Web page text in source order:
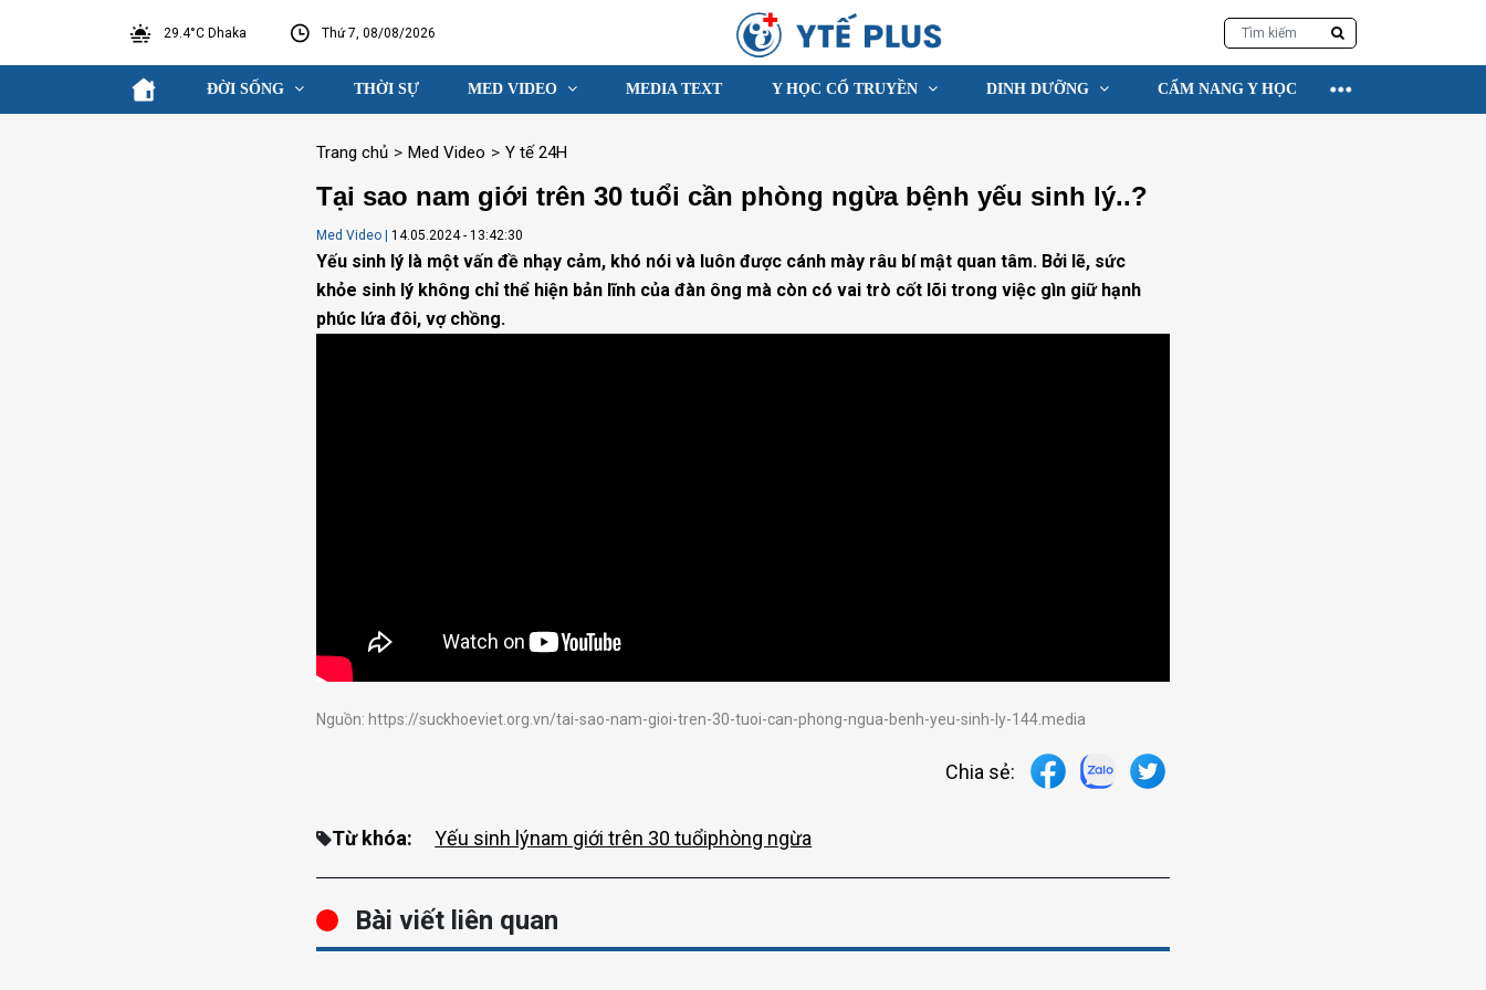
29.4°C Dhaka Thứ 7, 08/08/2026
ĐỜI SỐNG THỜI SỰ MED VIDEO MEDIA TEXT Y HỌC CỔ TRUYỀN DINH DƯỠNG CẨM NANG Y HỌC
Trang chủ > Med Video > Y tế 24H
Tại sao nam giới trên 30 tuổi cần phòng ngừa bệnh yếu sinh lý..?
Med Video |14.05.2024 - 13:42:30
Yếu sinh lý là một vấn đề nhạy cảm, khó nói và luôn được cánh mày râu bí mật quan tâm. Bởi lẽ, sức
khỏe sinh lý không chỉ thể hiện bản lĩnh của đàn ông mà còn có vai trò cốt lõi trong việc gìn giữ hạnh
phúc lứa đôi, vợ chồng.
Nguồn: https://suckhoeviet.org.vn/tai-sao-nam-gioi-tren-30-tuoi-can-phong-ngua-benh-yeu-sinh-ly-144.media
Chia sẻ:
Từ khóa: Yếu sinh lýnam giới trên 30 tuổiphòng ngừa
Bài viết liên quan